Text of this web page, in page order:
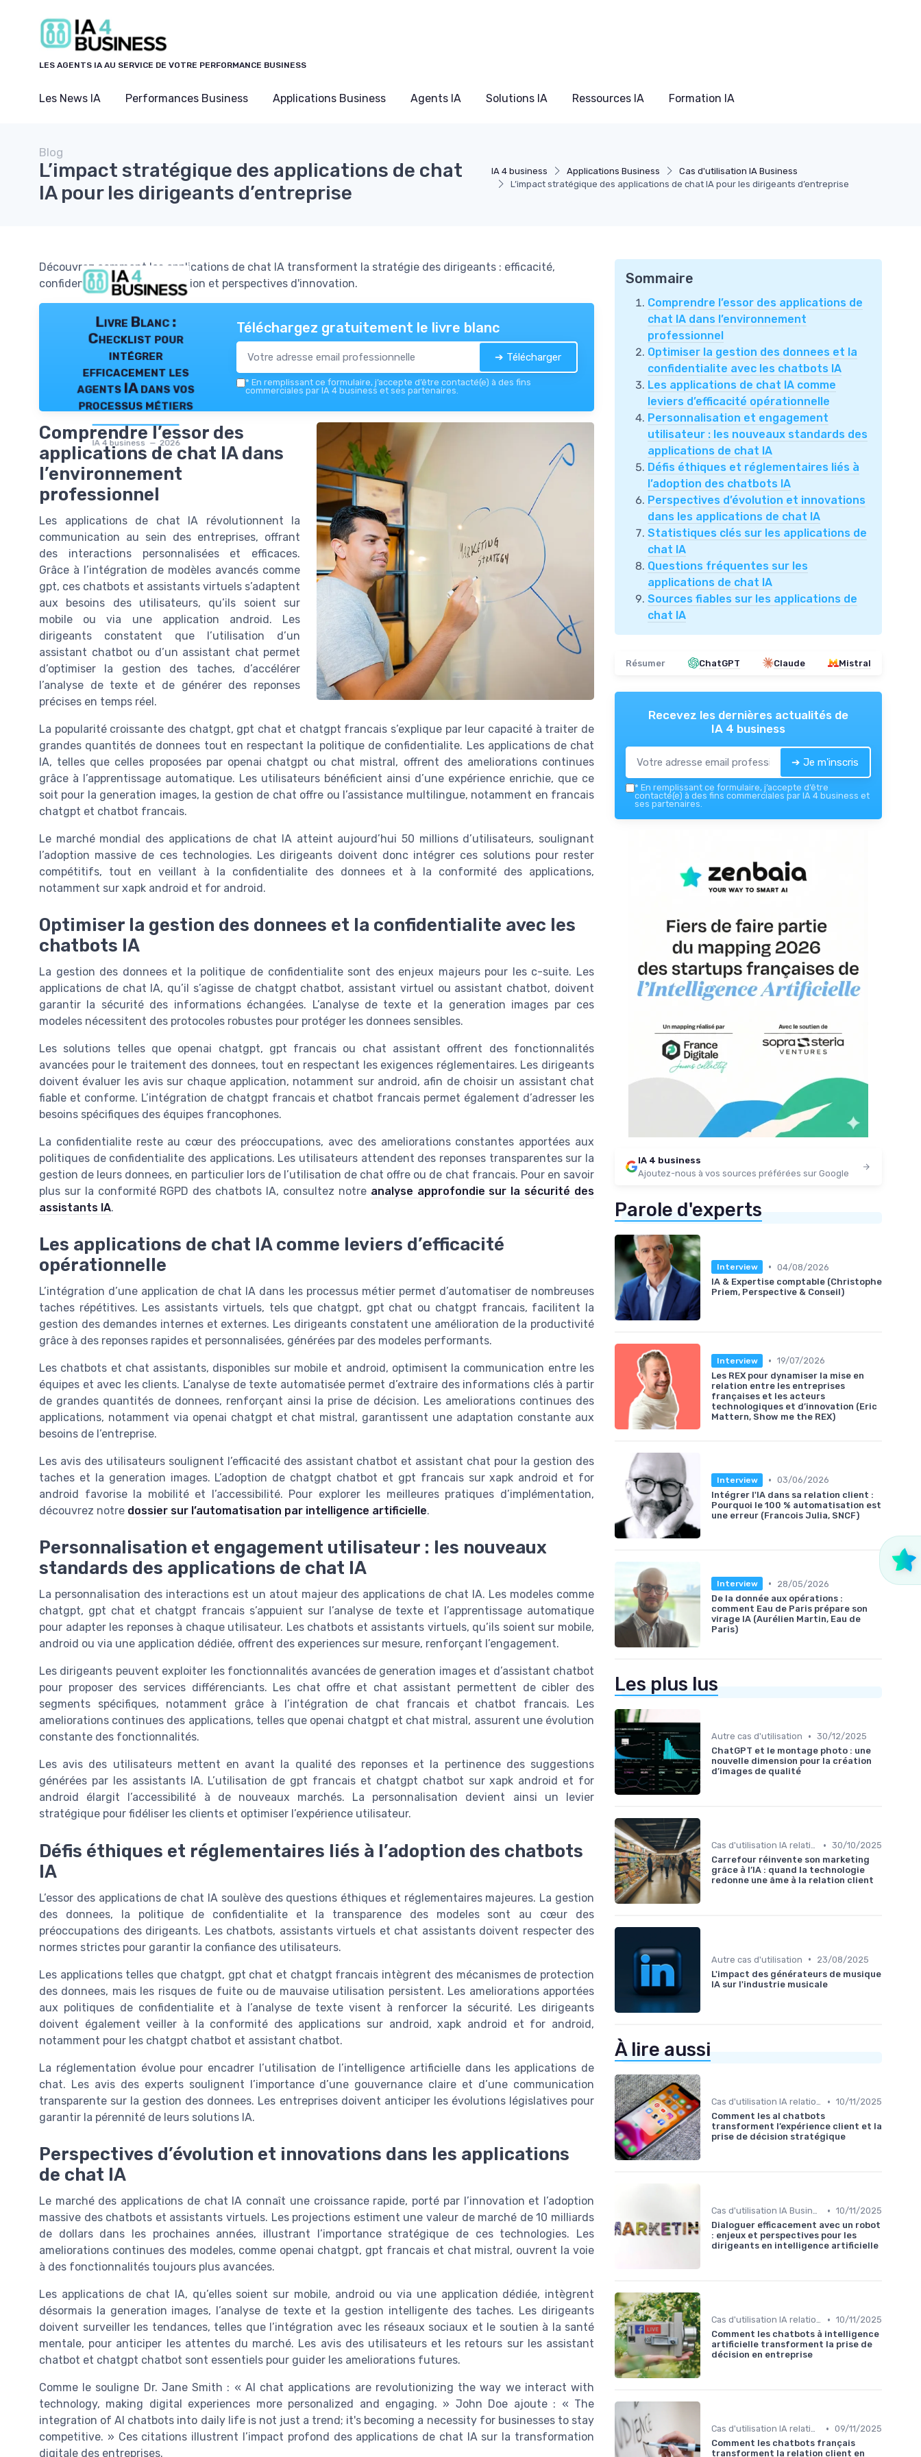
LES AGENTS IA AU SERVICE DE VOTRE PERFORMANCE BUSINESS
Les News IA Performances Business Applications Business Agents IA Solutions IA Ressources IA Formation IA
IA 4 business Applications Business
Cas d'utilisation IA Business
L’impact stratégique des applications de chat IA pour les dirigeants d’entreprise
Blog
L’impact stratégique des applications de chat
IA pour les dirigeants d’entreprise
Découvrez comment les applications de chat IA transforment la stratégie des dirigeants : efficacité,
confidentialité, personnalisation et perspectives d'innovation.
Livre Blanc :
Checklist pour
intégrer
efficacement les
agents IA dans vos
processus métiers
IA 4 business — 2026
Téléchargez gratuitement le livre blanc
➔ Télécharger
* En remplissant ce formulaire, j’accepte d’être contacté(e) à des fins
commerciales par IA 4 business et ses partenaires.
Comprendre l’essor des
applications de chat IA dans
l’environnement
professionnel
Les applications de chat IA révolutionnent la
communication au sein des entreprises, offrant
des interactions personnalisées et efficaces.
Grâce à l’intégration de modèles avancés comme
gpt, ces chatbots et assistants virtuels s’adaptent
aux besoins des utilisateurs, qu’ils soient sur
mobile ou via une application android. Les
dirigeants constatent que l’utilisation d’un
assistant chatbot ou d’un assistant chat permet
d’optimiser la gestion des taches, d’accélérer
l’analyse de texte et de générer des reponses
précises en temps réel.
La popularité croissante des chatgpt, gpt chat et chatgpt francais s’explique par leur capacité à traiter de
grandes quantités de donnees tout en respectant la politique de confidentialite. Les applications de chat
IA, telles que celles proposées par openai chatgpt ou chat mistral, offrent des ameliorations continues
grâce à l’apprentissage automatique. Les utilisateurs bénéficient ainsi d’une expérience enrichie, que ce
soit pour la generation images, la gestion de chat offre ou l’assistance multilingue, notamment en francais
chatgpt et chatbot francais.
Le marché mondial des applications de chat IA atteint aujourd’hui 50 millions d’utilisateurs, soulignant
l’adoption massive de ces technologies. Les dirigeants doivent donc intégrer ces solutions pour rester
compétitifs, tout en veillant à la confidentialite des donnees et à la conformité des applications,
notamment sur xapk android et for android.
Optimiser la gestion des donnees et la confidentialite avec les
chatbots IA
La gestion des donnees et la politique de confidentialite sont des enjeux majeurs pour les c-suite. Les
applications de chat IA, qu’il s’agisse de chatgpt chatbot, assistant virtuel ou assistant chatbot, doivent
garantir la sécurité des informations échangées. L’analyse de texte et la generation images par ces
modeles nécessitent des protocoles robustes pour protéger les donnees sensibles.
Les solutions telles que openai chatgpt, gpt francais ou chat assistant offrent des fonctionnalités
avancées pour le traitement des donnees, tout en respectant les exigences réglementaires. Les dirigeants
doivent évaluer les avis sur chaque application, notamment sur android, afin de choisir un assistant chat
fiable et conforme. L’intégration de chatgpt francais et chatbot francais permet également d’adresser les
besoins spécifiques des équipes francophones.
La confidentialite reste au cœur des préoccupations, avec des ameliorations constantes apportées aux
politiques de confidentialite des applications. Les utilisateurs attendent des reponses transparentes sur la
gestion de leurs donnees, en particulier lors de l’utilisation de chat offre ou de chat francais. Pour en savoir
plus sur la conformité RGPD des chatbots IA, consultez notre analyse approfondie sur la sécurité des
assistants IA.
Les applications de chat IA comme leviers d’efficacité
opérationnelle
L’intégration d’une application de chat IA dans les processus métier permet d’automatiser de nombreuses
taches répétitives. Les assistants virtuels, tels que chatgpt, gpt chat ou chatgpt francais, facilitent la
gestion des demandes internes et externes. Les dirigeants constatent une amélioration de la productivité
grâce à des reponses rapides et personnalisées, générées par des modeles performants.
Les chatbots et chat assistants, disponibles sur mobile et android, optimisent la communication entre les
équipes et avec les clients. L’analyse de texte automatisée permet d’extraire des informations clés à partir
de grandes quantités de donnees, renforçant ainsi la prise de décision. Les ameliorations continues des
applications, notamment via openai chatgpt et chat mistral, garantissent une adaptation constante aux
besoins de l’entreprise.
Les avis des utilisateurs soulignent l’efficacité des assistant chatbot et assistant chat pour la gestion des
taches et la generation images. L’adoption de chatgpt chatbot et gpt francais sur xapk android et for
android favorise la mobilité et l’accessibilité. Pour explorer les meilleures pratiques d’implémentation,
découvrez notre dossier sur l’automatisation par intelligence artificielle.
Personnalisation et engagement utilisateur : les nouveaux
standards des applications de chat IA
La personnalisation des interactions est un atout majeur des applications de chat IA. Les modeles comme
chatgpt, gpt chat et chatgpt francais s’appuient sur l’analyse de texte et l’apprentissage automatique
pour adapter les reponses à chaque utilisateur. Les chatbots et assistants virtuels, qu’ils soient sur mobile,
android ou via une application dédiée, offrent des experiences sur mesure, renforçant l’engagement.
Les dirigeants peuvent exploiter les fonctionnalités avancées de generation images et d’assistant chatbot
pour proposer des services différenciants. Les chat offre et chat assistant permettent de cibler des
segments spécifiques, notamment grâce à l’intégration de chat francais et chatbot francais. Les
ameliorations continues des applications, telles que openai chatgpt et chat mistral, assurent une évolution
constante des fonctionnalités.
Les avis des utilisateurs mettent en avant la qualité des reponses et la pertinence des suggestions
générées par les assistants IA. L’utilisation de gpt francais et chatgpt chatbot sur xapk android et for
android élargit l’accessibilité à de nouveaux marchés. La personnalisation devient ainsi un levier
stratégique pour fidéliser les clients et optimiser l’expérience utilisateur.
Défis éthiques et réglementaires liés à l’adoption des chatbots
IA
L’essor des applications de chat IA soulève des questions éthiques et réglementaires majeures. La gestion
des donnees, la politique de confidentialite et la transparence des modeles sont au cœur des
préoccupations des dirigeants. Les chatbots, assistants virtuels et chat assistants doivent respecter des
normes strictes pour garantir la confiance des utilisateurs.
Les applications telles que chatgpt, gpt chat et chatgpt francais intègrent des mécanismes de protection
des donnees, mais les risques de fuite ou de mauvaise utilisation persistent. Les ameliorations apportées
aux politiques de confidentialite et à l’analyse de texte visent à renforcer la sécurité. Les dirigeants
doivent également veiller à la conformité des applications sur android, xapk android et for android,
notamment pour les chatgpt chatbot et assistant chatbot.
La réglementation évolue pour encadrer l’utilisation de l’intelligence artificielle dans les applications de
chat. Les avis des experts soulignent l’importance d’une gouvernance claire et d’une communication
transparente sur la gestion des donnees. Les entreprises doivent anticiper les évolutions législatives pour
garantir la pérennité de leurs solutions IA.
Perspectives d’évolution et innovations dans les applications
de chat IA
Le marché des applications de chat IA connaît une croissance rapide, porté par l’innovation et l’adoption
massive des chatbots et assistants virtuels. Les projections estiment une valeur de marché de 10 milliards
de dollars dans les prochaines années, illustrant l’importance stratégique de ces technologies. Les
ameliorations continues des modeles, comme openai chatgpt, gpt francais et chat mistral, ouvrent la voie
à des fonctionnalités toujours plus avancées.
Les applications de chat IA, qu’elles soient sur mobile, android ou via une application dédiée, intègrent
désormais la generation images, l’analyse de texte et la gestion intelligente des taches. Les dirigeants
doivent surveiller les tendances, telles que l’intégration avec les réseaux sociaux et le soutien à la santé
mentale, pour anticiper les attentes du marché. Les avis des utilisateurs et les retours sur les assistant
chatbot et chatgpt chatbot sont essentiels pour guider les ameliorations futures.
Comme le souligne Dr. Jane Smith : « AI chat applications are revolutionizing the way we interact with
technology, making digital experiences more personalized and engaging. » John Doe ajoute : « The
integration of AI chatbots into daily life is not just a trend; it's becoming a necessity for businesses to stay
competitive. » Ces citations illustrent l’impact profond des applications de chat IA sur la transformation
digitale des entreprises.
Sommaire
Comprendre l’essor des applications de
chat IA dans l’environnement
professionnel
Optimiser la gestion des donnees et la
confidentialite avec les chatbots IA
Les applications de chat IA comme
leviers d’efficacité opérationnelle
Personnalisation et engagement
utilisateur : les nouveaux standards des
applications de chat IA
Défis éthiques et réglementaires liés à
l’adoption des chatbots IA
Perspectives d’évolution et innovations
dans les applications de chat IA
Statistiques clés sur les applications de
chat IA
Questions fréquentes sur les
applications de chat IA
Sources fiables sur les applications de
chat IA
Résumer ChatGPT Claude Mistral
Recevez les dernières actualités de
IA 4 business
➔ Je m'inscris
* En remplissant ce formulaire, j’accepte d’être
contacté(e) à des fins commerciales par IA 4 business et
ses partenaires.
IA 4 business
Ajoutez-nous à vos sources préférées sur Google
Parole d'experts
Interview • 04/08/2026
IA & Expertise comptable (Christophe
Priem, Perspective & Conseil)
Interview • 19/07/2026
Les REX pour dynamiser la mise en
relation entre les entreprises
françaises et les acteurs
technologiques et d’innovation (Eric
Mattern, Show me the REX)
Interview • 03/06/2026
Intégrer l'IA dans sa relation client :
Pourquoi le 100 % automatisation est
une erreur (Francois Julia, SNCF)
Interview •
28/05/2026
De la donnée aux opérations :
comment Eau de Paris prépare son
virage IA (Aurélien Martin, Eau de
Paris)
Les plus lus
Autre cas d'utilisation • 30/12/2025
ChatGPT et le montage photo : une
nouvelle dimension pour la création
d’images de qualité
Cas d'utilisation IA relation client • 30/10/2025
Carrefour réinvente son marketing
grâce à l’IA : quand la technologie
redonne une âme à la relation client
Autre cas d'utilisation •
23/08/2025
L'impact des générateurs de musique
IA sur l'industrie musicale
À lire aussi
Cas d'utilisation IA relation client • 10/11/2025
Comment les al chatbots
transforment l’expérience client et la
prise de décision stratégique
Cas d'utilisation IA Business • 10/11/2025
Dialoguer efficacement avec un robot
: enjeux et perspectives pour les
dirigeants en intelligence artificielle
Cas d'utilisation IA relation client • 10/11/2025
Comment les chatbots à intelligence
artificielle transforment la prise de
décision en entreprise
Cas d'utilisation IA relation client • 09/11/2025
Comment les chatbots français
transforment la relation client en